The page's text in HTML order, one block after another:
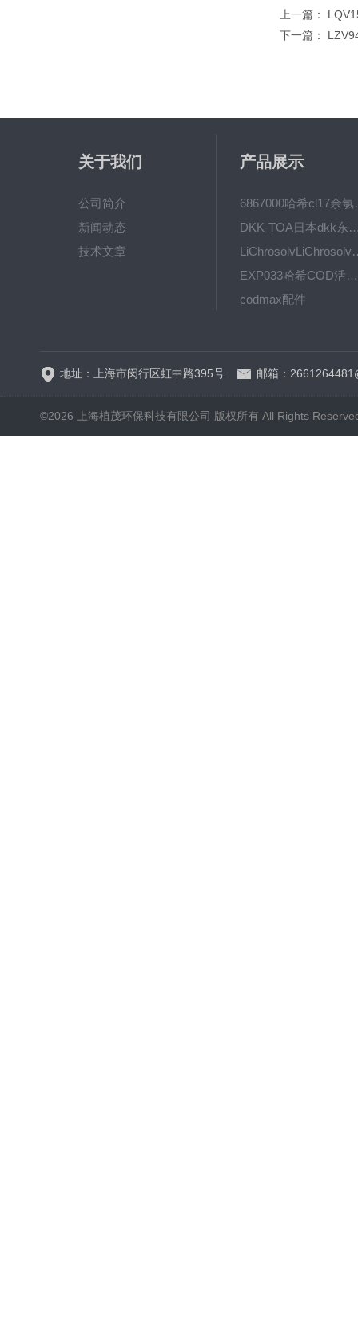
上一篇：
下一篇：
关于我们
公司简介
新闻动态
技术文章
产品展示
6867000
DKK-TOA日本dkk东亚电
EXP033哈希COD活塞泵价格 EXP033
codmax配件
地址：上海市闵行区虹中路395号 邮箱：
©2026 上海植茂环保科技有限公司 版权所有 All Rights